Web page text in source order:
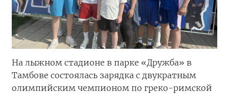
На лыжном стадионе в парке «Дружба» в
Тамбове состоялась зарядка с двукратным
олимпийским чемпионом по греко-римской